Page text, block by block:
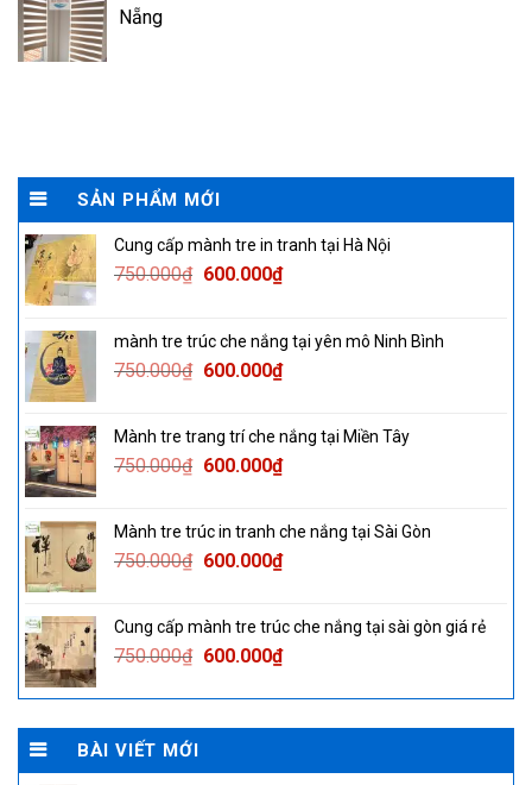
Nẵng
SẢN PHẨM MỚI
Cung cấp mành tre in tranh tại Hà Nội
750.000₫ Original
750.000₫.
600.000₫Current
600.000₫.
mành tre trúc che nắng tại yên mô Ninh Bình
750.000₫ Original
750.000₫.
600.000₫Current
600.000₫.
Mành tre trang trí che nắng tại Miền Tây
750.000₫ Original
750.000₫.
600.000₫Current
600.000₫.
Mành tre trúc in tranh che nắng tại Sài Gòn
750.000₫ Original
750.000₫.
600.000₫Current
600.000₫.
Cung cấp mành tre trúc che nắng tại sài gòn giá rẻ
750.000₫ Original
was:
750.000₫.
600.000₫Current
is:
600.000₫.
BÀI VIẾT MỚI